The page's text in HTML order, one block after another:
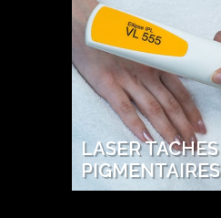
LASER TACHES
PIGMENTAIRES